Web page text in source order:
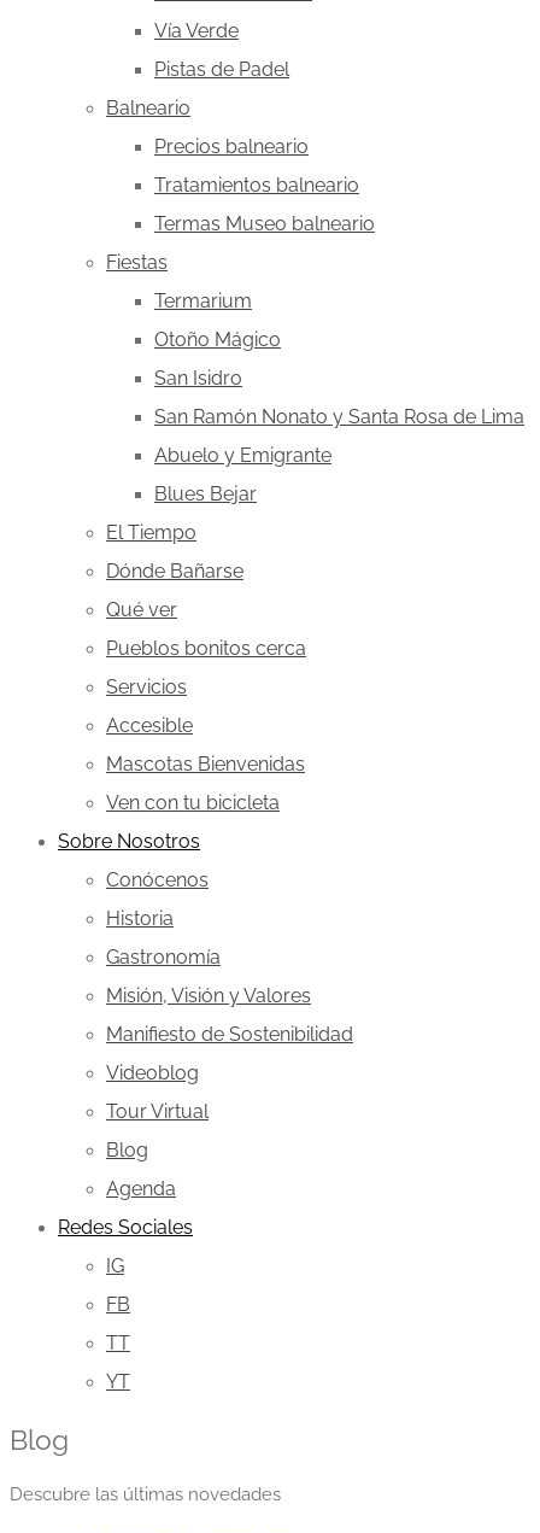
Vía Verde
Pistas de Padel
Balneario
Precios balneario
Tratamientos balneario
Termas Museo balneario
Fiestas
Termarium
Otoño Mágico
San Isidro
San Ramón Nonato y Santa Rosa de Lima
Abuelo y Emigrante
Blues Bejar
El Tiempo
Dónde Bañarse
Qué ver
Pueblos bonitos cerca
Servicios
Accesible
Mascotas Bienvenidas
Ven con tu bicicleta
Sobre Nosotros
Conócenos
Historia
Gastronomía
Misión, Visión y Valores
Manifiesto de Sostenibilidad
Videoblog
Tour Virtual
Blog
Agenda
Redes Sociales
IG
FB
TT
YT
Blog
Descubre las últimas novedades